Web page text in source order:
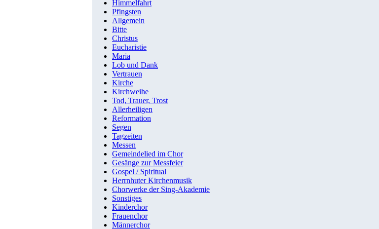
Himmelfahrt
Pfingsten
Allgemein
Bitte
Christus
Eucharistie
Maria
Lob und Dank
Vertrauen
Kirche
Kirchweihe
Tod, Trauer, Trost
Allerheiligen
Reformation
Segen
Tagzeiten
Messen
Gemeindelied im Chor
Gesänge zur Messfeier
Gospel / Spiritual
Herrnhuter Kirchenmusik
Chorwerke der Sing-Akademie
Sonstiges
Kinderchor
Frauenchor
Männerchor